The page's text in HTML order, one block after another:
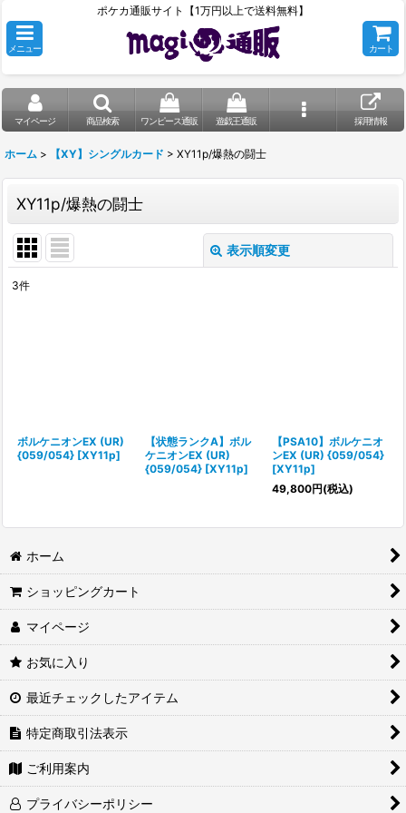
ポケカ通販サイト【1万円以上で送料無料】
メニュー カート
マイページ 商品検索 ワンピース通販 遊戯王通販 採用情報
ホーム > 【XY】シングルカード > XY11p/爆熱の闘士
XY11p/爆熱の闘士
表示順変更
絞り込む
3件
ボルケニオンEX (UR)
{059/054} [XY11p]
【状態ランクA】ボル
ケニオンEX (UR)
{059/054} [XY11p]
【PSA10】ボルケニオ
ンEX (UR) {059/054}
[XY11p]
49,800円(税込)
ホーム
ショッピングカート
マイページ
お気に入り
最近チェックしたアイテム
特定商取引法表示
ご利用案内
プライバシーポリシー